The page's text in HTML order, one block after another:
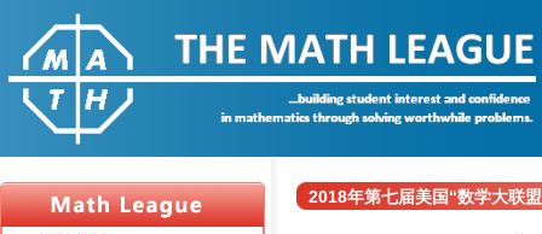
2018年第七届美国“数学大联